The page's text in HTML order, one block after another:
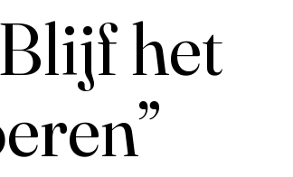
het